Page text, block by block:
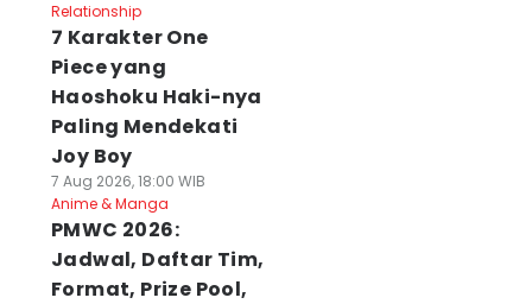
Relationship
7 Karakter One
Piece yang
Haoshoku Haki-nya
Paling Mendekati
Joy Boy
7 Aug 2026, 18:00 WIB
Anime & Manga
PMWC 2026:
Jadwal, Daftar Tim,
Format, Prize Pool,